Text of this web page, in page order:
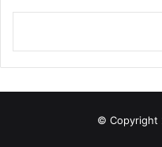
© Copyright